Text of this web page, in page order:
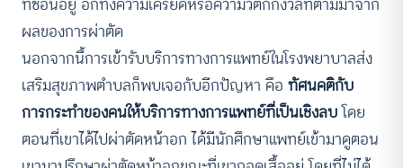
ผลของการผ่าตัด
นอกจากนี้การเข้ารับบริการทางการแพทย์ในโรงพยาบาลส่ง
เสริมสุขภาพตำบลก็พบเจอกับอีกปัญหา คือ ทัศนคติกับ
การกระทำของคนให้บริการทางการแพทย์ที่เป็นเชิงลบโดย
ตอนที่เขาได้ไปผ่าตัดหน้าอก ได้มีนักศึกษาแพทย์เข้ามาดูตอน